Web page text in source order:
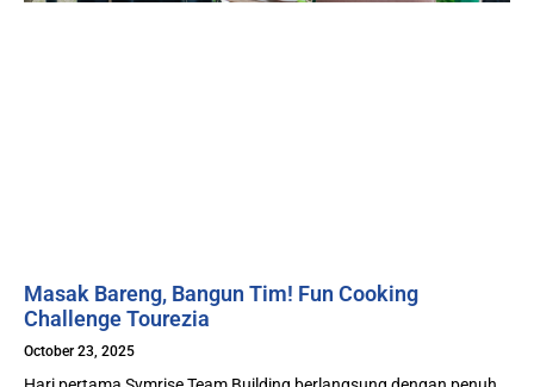
Masak Bareng, Bangun Tim! Fun Cooking
Challenge Tourezia
October 23, 2025